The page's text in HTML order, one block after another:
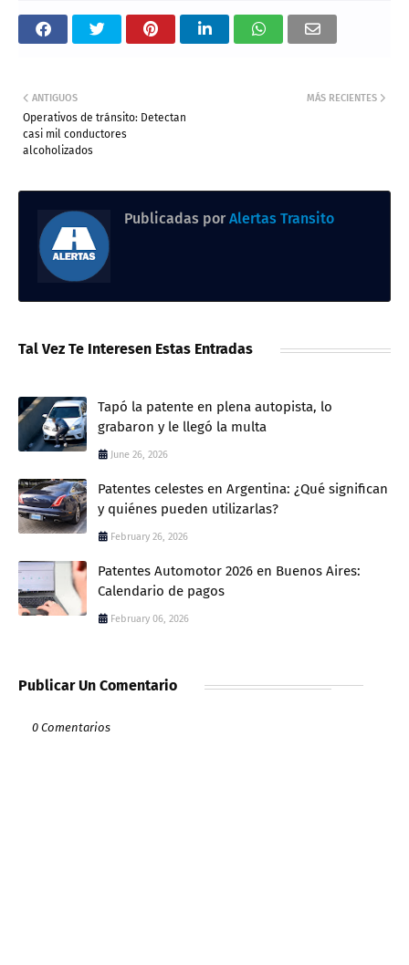
MÁS RECIENTES
ANTIGUOS
Operativos de tránsito: Detectan
casi mil conductores
alcoholizados
Publicadas por Alertas Transito
Tal Vez Te Interesen Estas Entradas
Tapó la patente en plena autopista, lo
grabaron y le llegó la multa
June 26, 2026
Patentes celestes en Argentina: ¿Qué significan
y quiénes pueden utilizarlas?
February 26, 2026
Patentes Automotor 2026 en Buenos Aires:
Calendario de pagos
February 06, 2026
Publicar Un Comentario
0 Comentarios